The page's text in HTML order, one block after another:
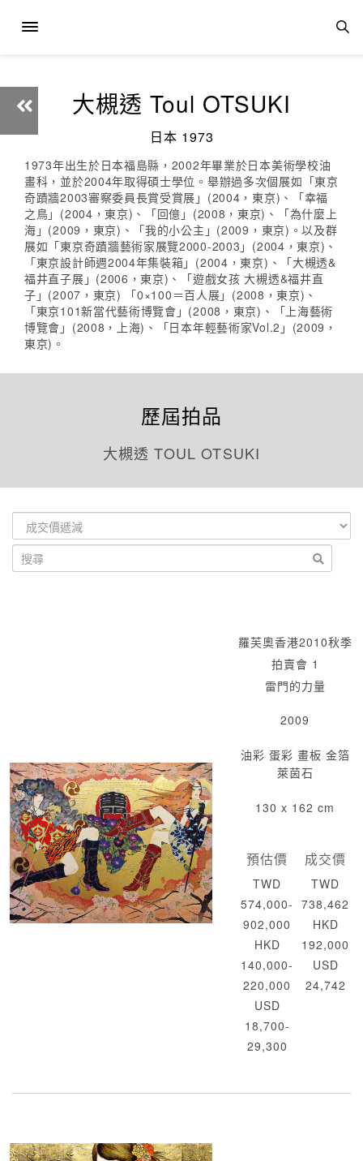
大槻透 Toul OTSUKI
日本 1973
1973年出生於日本福島縣，2002年畢業於日本美術學校油
畫科，並於2004年取得碩士學位。舉辦過多次個展如「東京
奇蹟牆2003審察委員長賞受賞展」(2004，東京)、「幸福
之鳥」(2004，東京)、「回億」(2008，東京)、「為什麼上
海」(2009，東京)、「我的小公主」(2009，東京)。以及群
展如「東京奇蹟牆藝術家展覽2000-2003」(2004，東京)、
「東京設計師週2004年集裝箱」(2004，東京)、「大槻透&
福井直子展」(2006，東京)、「遊戲女孩 大槻透&福井直
子」(2007，東京) 「0×100＝百人展」(2008，東京)、
「東京101新當代藝術博覽會」(2008，東京)、「上海藝術
博覽會」(2008，上海)、「日本年輕藝術家Vol.2」(2009，
東京)。
歷屆拍品
大槻透 TOUL OTSUKI
羅芙奧香港2010秋季
拍賣會 1
雷門的力量
2009
油彩 蛋彩 畫板 金箔
萊茵石
130 x 162 cm
預估價
TWD
574,000-
902,000
HKD
140,000-
220,000
USD
18,700-
29,300
成交價
TWD
738,462
HKD
192,000
USD
24,742